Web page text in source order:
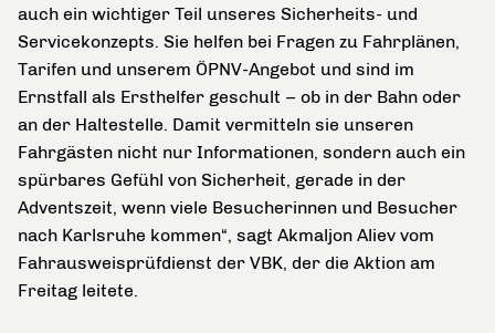
auch ein wichtiger Teil unseres Sicherheits- und
Servicekonzepts. Sie helfen bei Fragen zu Fahrplänen,
Tarifen und unserem ÖPNV-Angebot und sind im
Ernstfall als Ersthelfer geschult – ob in der Bahn oder
an der Haltestelle. Damit vermitteln sie unseren
Fahrgästen nicht nur Informationen, sondern auch ein
spürbares Gefühl von Sicherheit, gerade in der
Adventszeit, wenn viele Besucherinnen und Besucher
nach Karlsruhe kommen“, sagt Akmaljon Aliev vom
Fahrausweisprüfdienst der VBK, der die Aktion am
Freitag leitete.